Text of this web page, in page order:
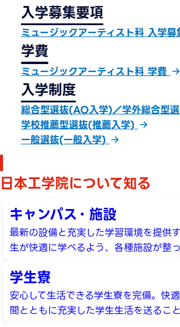
ミュージックアーティスト科
ミュージックアーティスト科
ミュージックアーティスト科
ミュージックアーティスト科（
入学募集要項
ミュージックアーティスト科 入学
学費
ミュージックアーティスト科 学費
入学制度
総合型選抜(AO入学)／学外総合型
学校推薦型選抜(推薦入学)
一般選抜(一般入学)
日本工学院について知る
キャンパス・施設
最新の設備と充実した学習環境を提供
生が快適に学べるよう、各種施設が整っ
学生寮
安心して生活できる学生寮を完備。快
間とともに充実した学生生活を送ること